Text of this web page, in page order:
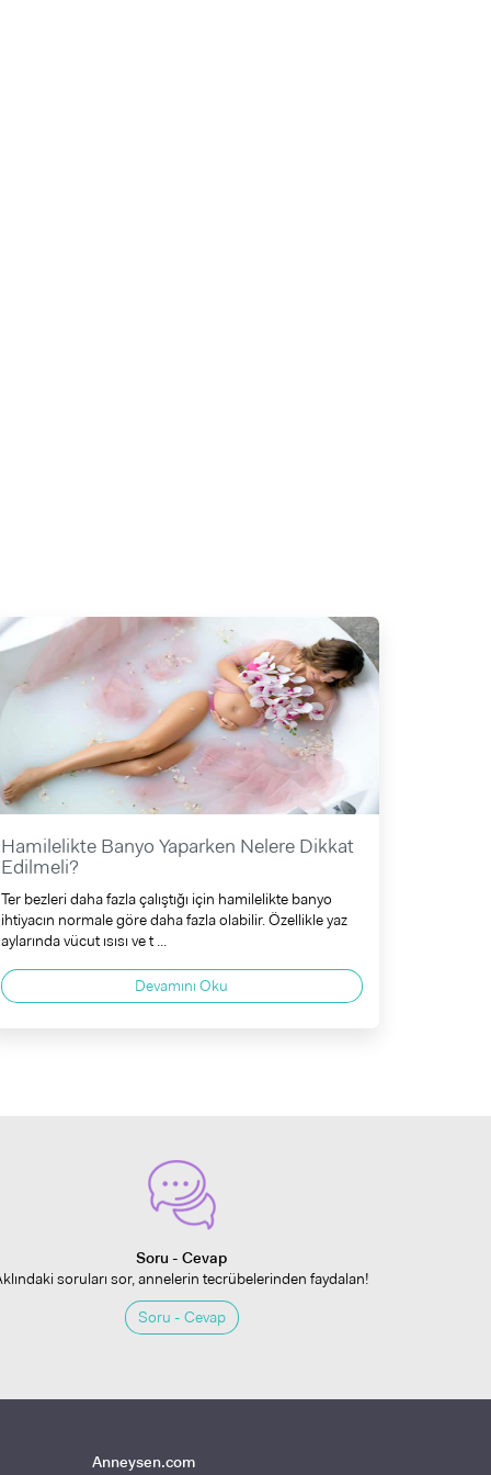
Hamilelikte Banyo Yaparken Nelere Dikkat
Edilmeli?
Ter bezleri daha fazla çalıştığı için hamilelikte banyo
ihtiyacın normale göre daha fazla olabilir. Özellikle yaz
aylarında vücut ısısı ve t ...
Devamını Oku
Soru - Cevap
soruları sor, annelerin tecrübelerinden faydalan!
Soru - Cevap
Anneysen.com